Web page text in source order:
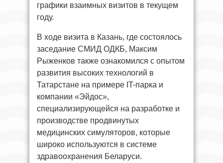
графики взаимных визитов в текущем
году.
В ходе визита в Казань, где состоялось
заседание СМИД ОДКБ, Максим
Рыженков также ознакомился с опытом
развития высоких технологий в
Татарстане на примере IT-парка и
компании «Эйдос»,
специализирующейся на разработке и
производстве продвинутых
медицинских симуляторов, которые
широко используются в системе
здравоохранения Беларуси.